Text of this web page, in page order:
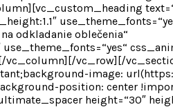
odkladanie oblečenia“
vc_row][/
image:
position: center
height=“30″